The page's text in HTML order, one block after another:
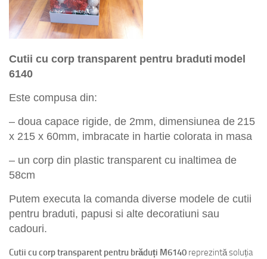
Cutii cu corp transparent pentru braduti model
6140
Este compusa din:
– doua capace rigide, de 2mm, dimensiunea de 215
x 215 x 60mm, imbracate in hartie colorata in masa
– un corp din plastic transparent cu inaltimea de
58cm
Putem executa la comanda diverse modele de cutii
pentru braduti, papusi si alte decoratiuni sau
cadouri.
Cutii cu corp transparent pentru brăduți M6140 reprezintă soluția